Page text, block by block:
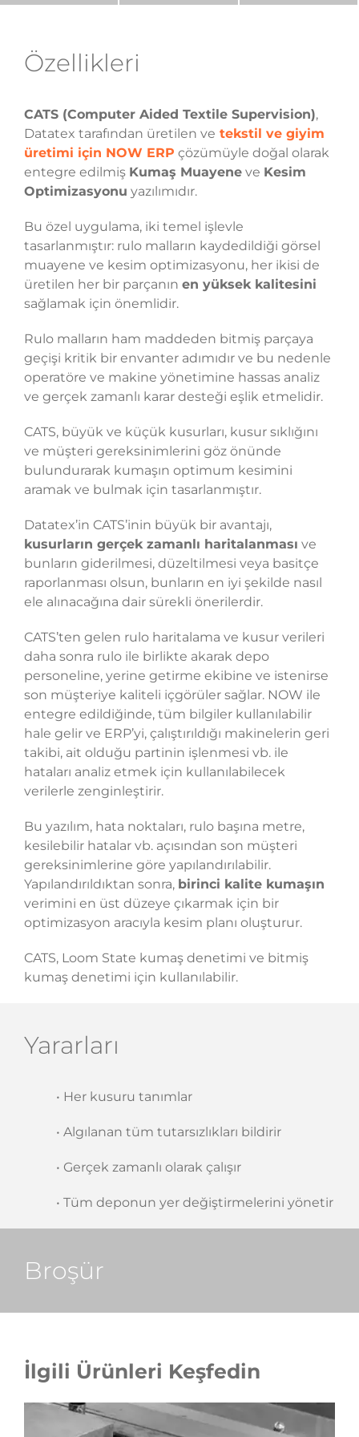
Özellikleri
CATS (Computer Aided Textile Supervision),
Datatex tarafından üretilen ve tekstil ve giyim
üretimi için NOW ERP çözümüyle doğal olarak
entegre edilmiş Kumaş Muayene ve Kesim
Optimizasyonu yazılımıdır.
Bu özel uygulama, iki temel işlevle
tasarlanmıştır: rulo malların kaydedildiği görsel
muayene ve kesim optimizasyonu, her ikisi de
üretilen her bir parçanın en yüksek kalitesini
sağlamak için önemlidir.
Rulo malların ham maddeden bitmiş parçaya
geçişi kritik bir envanter adımıdır ve bu nedenle
operatöre ve makine yönetimine hassas analiz
ve gerçek zamanlı karar desteği eşlik etmelidir.
CATS, büyük ve küçük kusurları, kusur sıklığını
ve müşteri gereksinimlerini göz önünde
bulundurarak kumaşın optimum kesimini
aramak ve bulmak için tasarlanmıştır.
Datatex’in CATS’inin büyük bir avantajı,
kusurların gerçek zamanlı haritalanması ve
bunların giderilmesi, düzeltilmesi veya basitçe
raporlanması olsun, bunların en iyi şekilde nasıl
ele alınacağına dair sürekli önerilerdir.
CATS’ten gelen rulo haritalama ve kusur verileri
daha sonra rulo ile birlikte akarak depo
personeline, yerine getirme ekibine ve istenirse
son müşteriye kaliteli içgörüler sağlar. NOW ile
entegre edildiğinde, tüm bilgiler kullanılabilir
hale gelir ve ERP’yi, çalıştırıldığı makinelerin geri
takibi, ait olduğu partinin işlenmesi vb. ile
hataları analiz etmek için kullanılabilecek
verilerle zenginleştirir.
Bu yazılım, hata noktaları, rulo başına metre,
kesilebilir hatalar vb. açısından son müşteri
gereksinimlerine göre yapılandırılabilir.
Yapılandırıldıktan sonra, birinci kalite kumaşın
verimini en üst düzeye çıkarmak için bir
optimizasyon aracıyla kesim planı oluşturur.
CATS, Loom State kumaş denetimi ve bitmiş
kumaş denetimi için kullanılabilir.
Yararları
• Her kusuru tanımlar
• Algılanan tüm tutarsızlıkları bildirir
• Gerçek zamanlı olarak çalışır
• Tüm deponun yer değiştirmelerini yönetir
Broşür
İlgili Ürünleri Keşfedin